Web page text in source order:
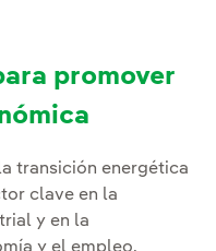
promover
transición energética
clave en la
y en la